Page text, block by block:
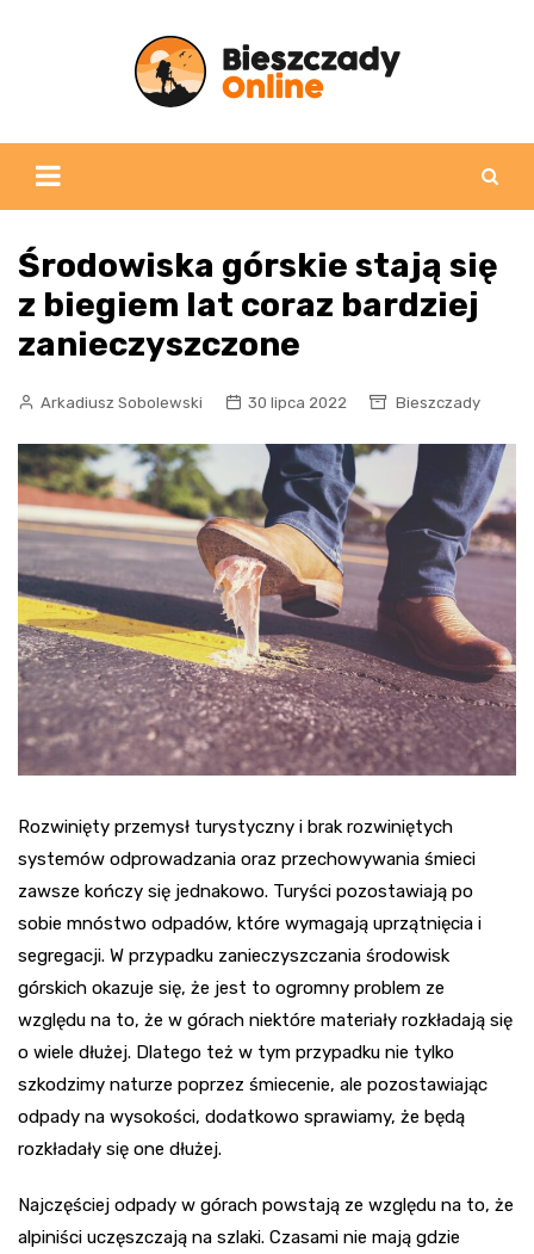
Środowiska górskie stają się
z biegiem lat coraz bardziej
zanieczyszczone
Arkadiusz Sobolewski 30 lipca 2022 Bieszczady
Rozwinięty przemysł turystyczny i brak rozwiniętych
systemów odprowadzania oraz przechowywania śmieci
zawsze kończy się jednakowo. Turyści pozostawiają po
sobie mnóstwo odpadów, które wymagają uprzątnięcia i
segregacji. W przypadku zanieczyszczania środowisk
górskich okazuje się, że jest to ogromny problem ze
względu na to, że w górach niektóre materiały rozkładają się
o wiele dłużej. Dlatego też w tym przypadku nie tylko
szkodzimy naturze poprzez śmiecenie, ale pozostawiając
odpady na wysokości, dodatkowo sprawiamy, że będą
rozkładały się one dłużej.
Najczęściej odpady w górach powstają ze względu na to, że
alpiniści uczęszczają na szlaki. Czasami nie mają gdzie